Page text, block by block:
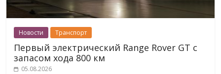
Новости Транспорт
Первый электрический Range Rover GT с
запасом хода 800 км
05.08.2026